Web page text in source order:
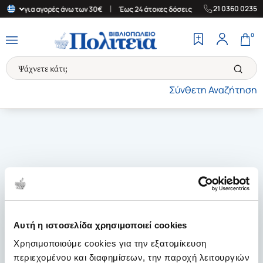
Αυτή η ιστοσελίδα χρησιμοποιεί cookies
Χρησιμοποιούμε cookies για την εξατομίκευση
περιεχομένου και διαφημίσεων, την παροχή λειτουργιών
για αγορές άνω των 30€ Έως 24 άτοκες δόσεις | Δωρεάν
21 0360 0235
Σύνθετη Αναζήτηση
0